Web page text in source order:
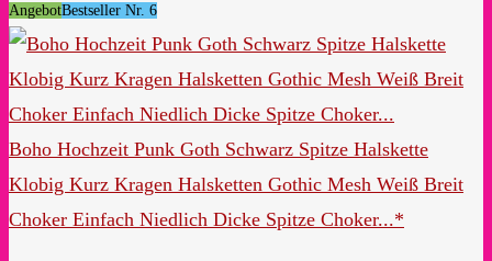
AngebotBestseller Nr. 6
Boho Hochzeit Punk Goth Schwarz Spitze Halskette
Klobig Kurz Kragen Halsketten Gothic Mesh Weiß Breit
Choker Einfach Niedlich Dicke Spitze Choker...*